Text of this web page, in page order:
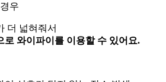
우
더 넓혀줘서
로 와이파이를 이용할 수 있어요.